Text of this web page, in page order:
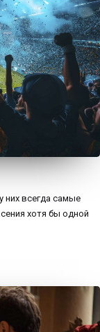
них всегда самые
хотя бы одной